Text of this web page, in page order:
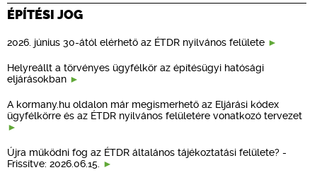
ÉPÍTÉSI JOG
2026. június 30-ától elérhető az ÉTDR nyilvános felülete
Helyreállt a törvényes ügyfélkör az építésügyi hatósági
eljárásokban
A kormany.hu oldalon már megismerhető az Eljárási kódex
ügyfélkörre és az ÉTDR nyilvános felületére vonatkozó tervezet
Újra működni fog az ÉTDR általános tájékoztatási felülete? -
Frissítve: 2026.06.15.